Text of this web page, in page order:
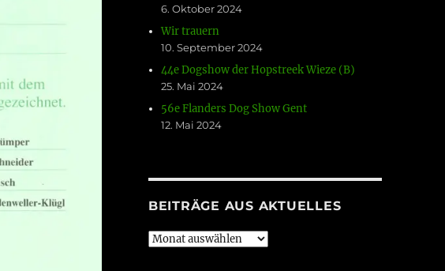
6. Oktober 2024
Wir trauern
10. September 2024
44e Dogshow der Hopstreek Wieze (B)
25. Mai 2024
56e Flanders Dog Show Gent
12. Mai 2024
BEITRÄGE AUS AKTUELLES
Beiträge